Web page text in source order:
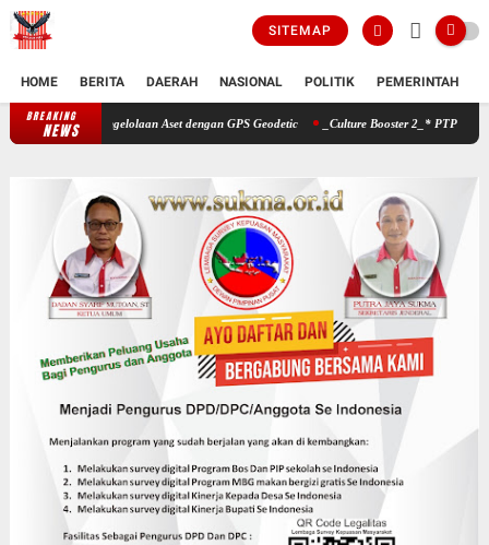
SITEMAP
HOME BERITA DAERAH NASIONAL POLITIK PEMERINTAH
BREAKING
NEWS
Pengelolaan Aset dengan GPS Geodetic _Culture Booster 2_* PTPN IV Regional